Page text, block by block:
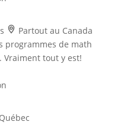
Partout au Canada
programmes de math
Vraiment tout y est!